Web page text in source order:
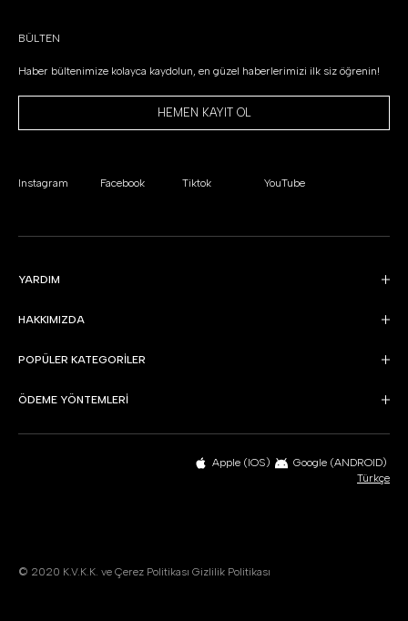
BÜLTEN
Haber bültenimize kolayca kaydolun, en güzel haberlerimizi ilk siz öğrenin!
HEMEN KAYIT OL
Instagram Facebook Tiktok YouTube
YARDIM
HAKKIMIZDA
POPÜLER KATEGORİLER
ÖDEME YÖNTEMLERİ
Apple (IOS)
Google (ANDROID)
Türkçe
© 2020 K.V.K.K. ve Çerez Politikası Gizlilik Politikası